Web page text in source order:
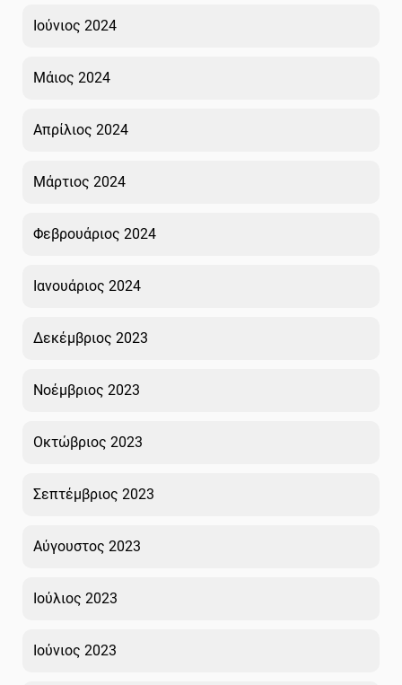
Ιούνιος 2024
Μάιος 2024
Απρίλιος 2024
Μάρτιος 2024
Φεβρουάριος 2024
Ιανουάριος 2024
Δεκέμβριος 2023
Νοέμβριος 2023
Οκτώβριος 2023
Σεπτέμβριος 2023
Αύγουστος 2023
Ιούλιος 2023
Ιούνιος 2023